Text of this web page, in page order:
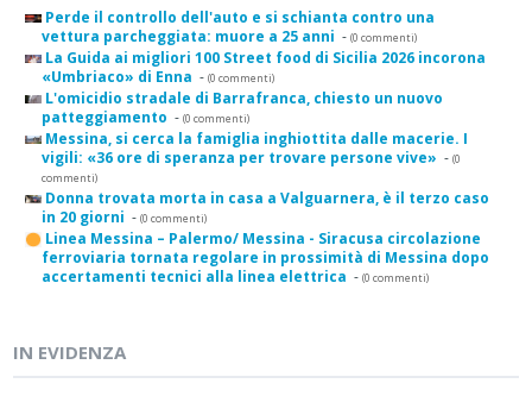
Perde il controllo dell'auto e si schianta contro una
vettura parcheggiata: muore a 25 anni - (0 commenti)
La Guida ai migliori 100 Street food di Sicilia 2026 incorona
«Umbriaco» di Enna - (0 commenti)
L'omicidio stradale di Barrafranca, chiesto un nuovo
patteggiamento - (0 commenti)
Messina, si cerca la famiglia inghiottita dalle macerie. I
vigili: «36 ore di speranza per trovare persone vive» - (0
commenti)
Donna trovata morta in casa a Valguarnera, è il terzo caso
in 20 giorni - (0 commenti)
Linea Messina – Palermo/ Messina - Siracusa circolazione
ferroviaria tornata regolare in prossimità di Messina dopo
accertamenti tecnici alla linea elettrica - (0 commenti)
IN EVIDENZA